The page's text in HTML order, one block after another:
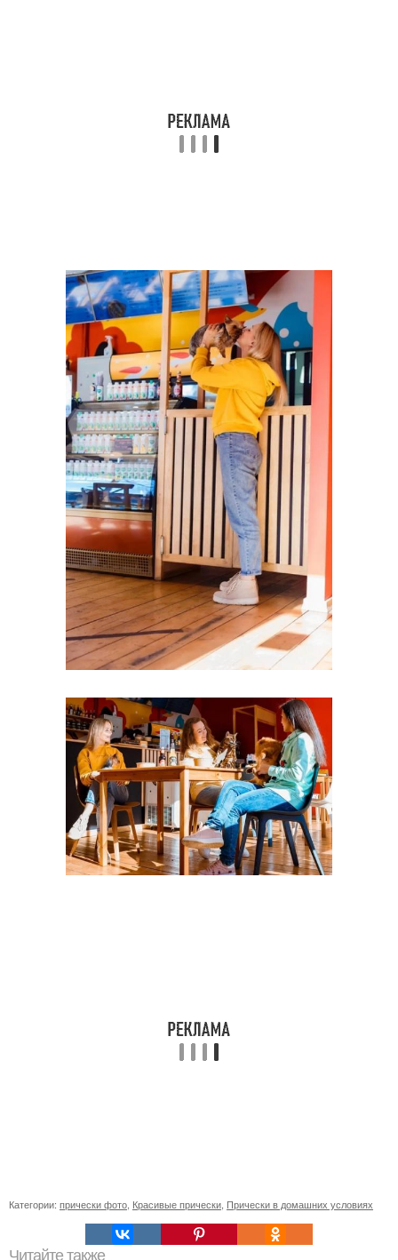
Категории: прически фото Красивые прически Прически в домашних условиях
Читайте также